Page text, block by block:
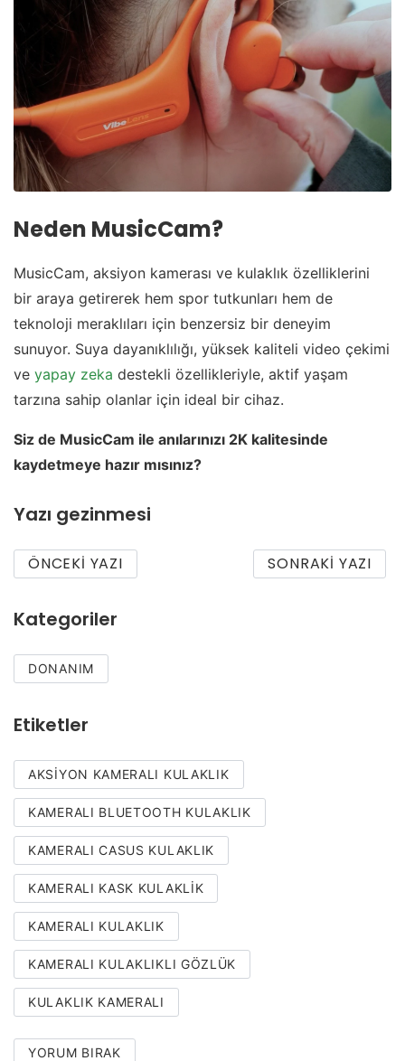
Neden MusicCam?
MusicCam, aksiyon kamerası ve kulaklık özelliklerini
bir araya getirerek hem spor tutkunları hem de
teknoloji meraklıları için benzersiz bir deneyim
sunuyor. Suya dayanıklılığı, yüksek kaliteli video çekimi
ve yapay zeka destekli özellikleriyle, aktif yaşam
tarzına sahip olanlar için ideal bir cihaz.
Siz de MusicCam ile anılarınızı 2K kalitesinde
kaydetmeye hazır mısınız?
Yazı gezinmesi
ÖNCEKI YAZI SONRAKI YAZI
Kategoriler
DONANIM
Etiketler
AKSIYON KAMERALI KULAKLIK
KAMERALI BLUETOOTH KULAKLIK
KAMERALI CASUS KULAKLIK
KAMERALI KASK KULAKLIK
KAMERALI KULAKLIK
KAMERALI KULAKLIKLI GÖZLÜK
KULAKLIK KAMERALI
YORUM BIRAK